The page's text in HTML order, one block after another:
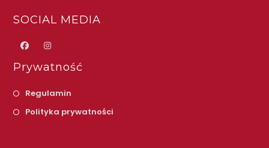
SOCIAL MEDIA
Prywatność
Regulamin
Polityka prywatności